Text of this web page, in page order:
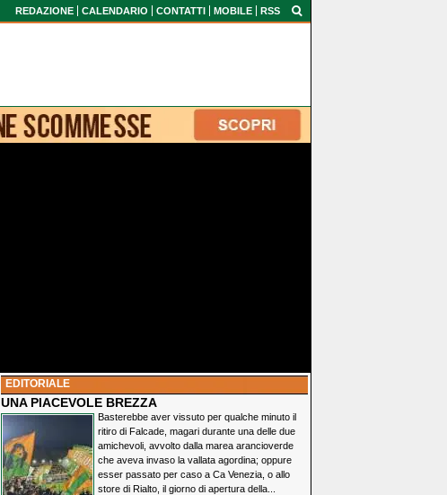
REDAZIONE CALENDARIO CONTATTI MOBILE RSS
EDITORIALE
UNA PIACEVOLE BREZZA
Basterebbe aver vissuto per qualche minuto il
ritiro di Falcade, magari durante una delle due
amichevoli, avvolto dalla marea arancioverde
che aveva invaso la vallata agordina; oppure
esser passato per caso a Ca Venezia, o allo
store di Rialto, il giorno di apertura della...